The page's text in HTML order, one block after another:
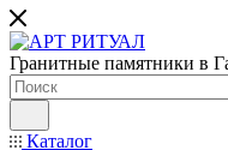
Гранитные памятники в
Каталог